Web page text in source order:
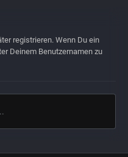
registrieren. Wenn Du ein
Deinem Benutzernamen zu